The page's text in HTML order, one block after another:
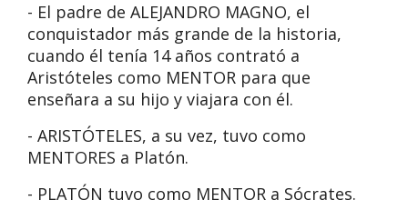
- El padre de ALEJANDRO MAGNO, el
conquistador más grande de la historia,
cuando él tenía 14 años contrató a
Aristóteles como MENTOR para que
enseñara a su hijo y viajara con él.
- ARISTÓTELES, a su vez, tuvo como
MENTORES a Platón.
- PLATÓN tuvo como MENTOR a Sócrates.